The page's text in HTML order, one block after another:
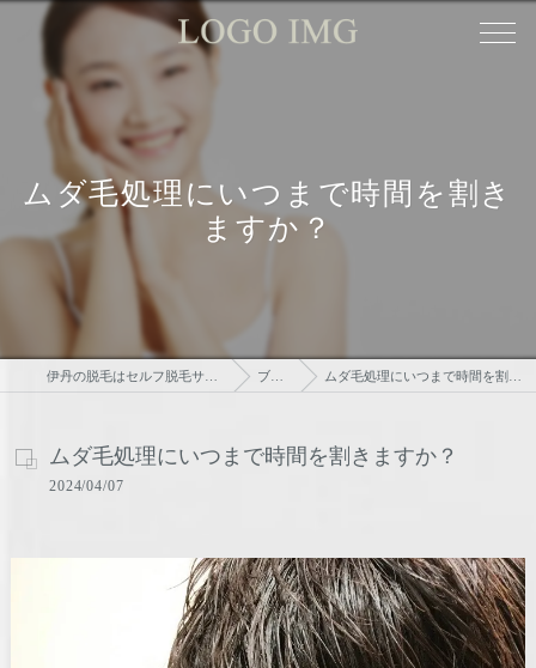
ムダ毛処理にいつまで時間を割き
ますか？
ブログ ムダ毛処理にいつまで時間を割きますか？
ムダ毛処理にいつまで時間を割きますか？
2024/04/07